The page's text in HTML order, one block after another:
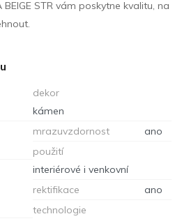
STR vám poskytne kvalitu, na
dekor
kámen
mrazuvzdornost
ano
použití
interiérové i venkovní
rektifikace
ano
technologie